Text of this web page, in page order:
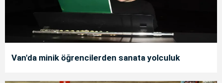
Van'da minik öğrencilerden sanata yolculuk